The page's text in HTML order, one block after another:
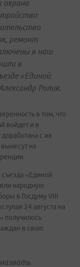
охрана
ремонт
в наш
в
«Единой
Ролик.
в том, что
войдет и в
с их
на
«Единой
народную
в Госдуму VIII
24 августа на
получилось
в свою